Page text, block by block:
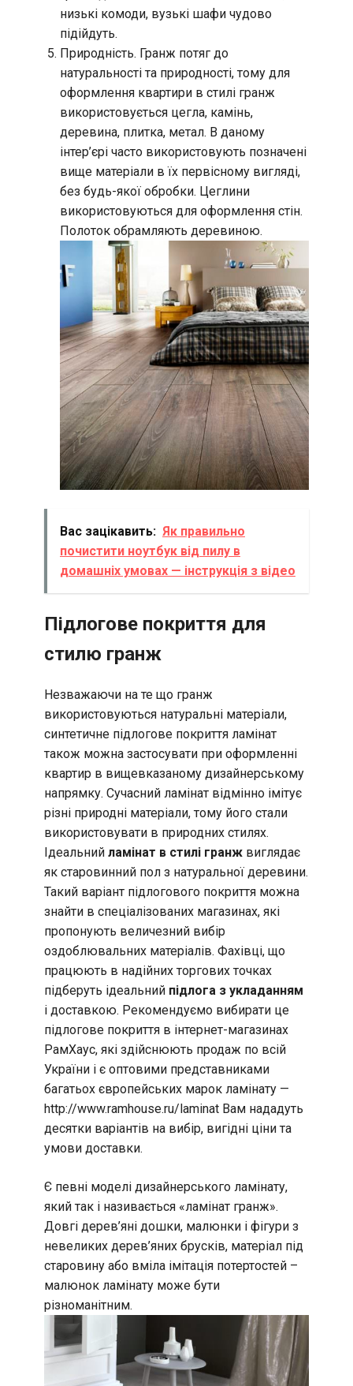
низькі комоди, вузькі шафи чудово
підійдуть.
Природність. Гранж потяг до
натуральності та природності, тому для
оформлення квартири в стилі гранж
використовується цегла, камінь,
деревина, плитка, метал. В даному
інтер’єрі часто використовують позначені
вище матеріали в їх первісному вигляді,
без будь-якої обробки. Цеглини
використовуються для оформлення стін.
Полоток обрамляють деревиною.
Вас зацікавить: Як правильно
почистити ноутбук від пилу в
домашніх умовах — інструкція з відео
Підлогове покриття для
стилю гранж
Незважаючи на те що гранж
використовуються натуральні матеріали,
синтетичне підлогове покриття ламінат
також можна застосувати при оформленні
квартир в вищевказаному дизайнерському
напрямку. Сучасний ламінат відмінно імітує
різні природні матеріали, тому його стали
використовувати в природних стилях.
Ідеальний ламінат в стилі гранж виглядає
як старовинний пол з натуральної деревини.
Такий варіант підлогового покриття можна
знайти в спеціалізованих магазинах, які
пропонують величезний вибір
оздоблювальних матеріалів. Фахівці, що
працюють в надійних торгових точках
підберуть ідеальний підлога з укладанням
і доставкою. Рекомендуємо вибирати це
підлогове покриття в інтернет-магазинах
РамХаус, які здійснюють продаж по всій
України і є оптовими представниками
багатьох європейських марок ламінату —
http://www.ramhouse.ru/laminat Вам нададуть
десятки варіантів на вибір, вигідні ціни та
умови доставки.
Є певні моделі дизайнерського ламінату,
який так і називається «ламінат гранж».
Довгі дерев’яні дошки, малюнки і фігури з
невеликих дерев’яних брусків, матеріал під
старовину або вміла імітація потертостей –
малюнок ламінату може бути
різноманітним.